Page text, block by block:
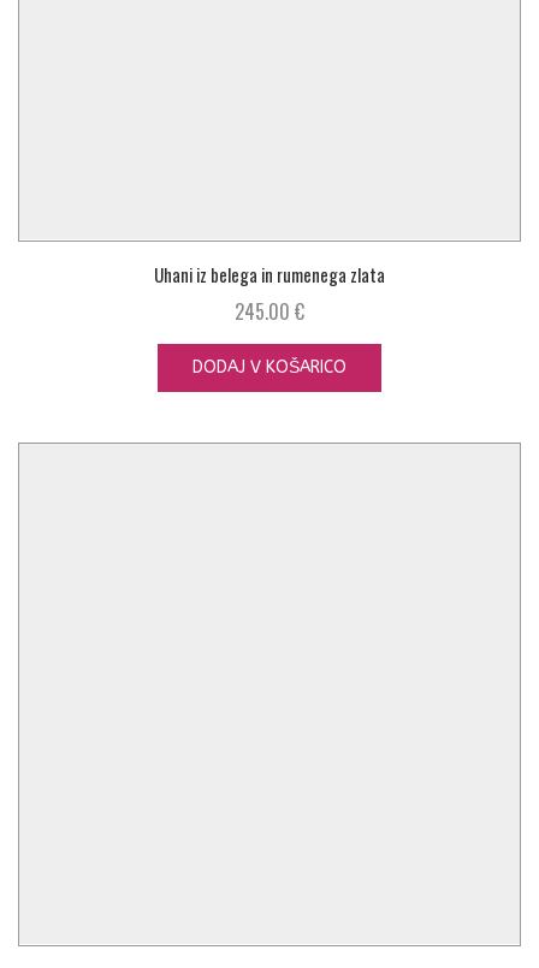
Uhani iz belega in rumenega zlata
245.00 €
DODAJ V KOŠARICO